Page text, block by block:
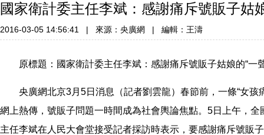
國家衛計委主任李斌：感謝痛斥號販子姑
2016-03-05 14:56:41 | 來源：央廣網 | 編輯：王濤
原標題：國家衛計委主任李斌：感謝痛斥號販子姑娘的“一
央廣網北京3月5日消息（記者劉雲龍）春節前，一條“女孩
網上熱傳，號販子問題一時間成為社會輿論焦點。5日上午，全
主任李斌在人民大會堂接受記者採訪時表示，要感謝痛斥號販